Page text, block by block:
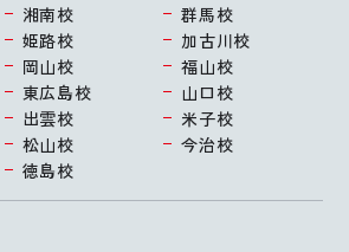
湘南校
群馬校
姫路校
加古川校
岡山校
福山校
東広島校
山口校
出雲校
米子校
松山校
今治校
徳島校